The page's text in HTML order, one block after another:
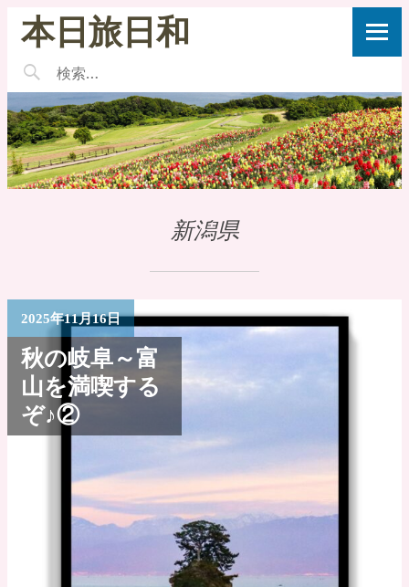
本日旅日和
新潟県
2025年11月16日
秋の岐阜～富
山を満喫する
ぞ♪②